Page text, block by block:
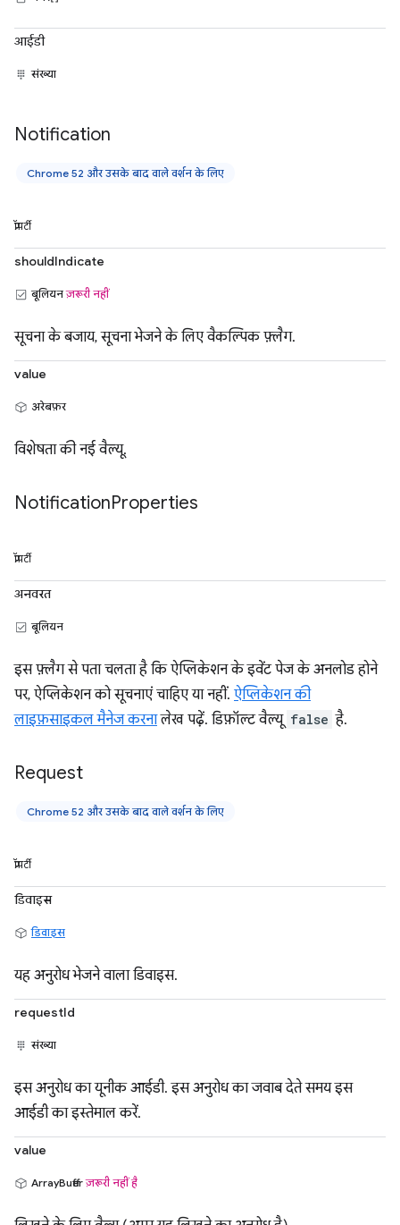
आईडी
संख्या
Notification
Chrome 52 और उसके बाद वाले वर्शन के लिए
प्रॉपर्टी
shouldIndicate
बूलियनज़रूरी नहीं
सूचना के बजाय, सूचना भेजने के लिए वैकल्पिक फ़्लैग.
value
अरेबफ़र
विशेषता की नई वैल्यू.
NotificationProperties
प्रॉपर्टी
अनवरत
बूलियन
इस फ़्लैग से पता चलता है कि ऐप्लिकेशन के इवेंट पेज के अनलोड होने
पर, ऐप्लिकेशन को सूचनाएं चाहिए या नहीं. ऐप्लिकेशन की
लाइफ़साइकल मैनेज करनालेख पढ़ें. डिफ़ॉल्ट वैल्यू false है.
Request
Chrome 52 और उसके बाद वाले वर्शन के लिए
प्रॉपर्टी
डिवाइस
डिवाइस
यह अनुरोध भेजने वाला डिवाइस.
requestId
संख्या
इस अनुरोध का यूनीक आईडी. इस अनुरोध का जवाब देते समय इस
आईडी का इस्तेमाल करें.
value
ArrayBufferज़रूरी नहीं है